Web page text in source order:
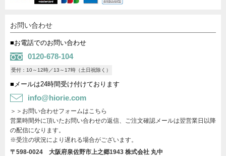
お問い合わせ
■お電話でのお問い合わせ
0120-678-104
受付：10～12時／13～17時（土日祝除く）
■メールは24時間受け付けております
info@hiorie.com
＞＞お問い合わせフォームはこちら
営業時間外に頂いたお問い合わせの返信、ご注文確認メールは翌営業日以降
の配信になります。
※受注の状況により遅れる場合がございます。
〒598-0024 大阪府泉佐野市上之郷1943 株式会社 丸中